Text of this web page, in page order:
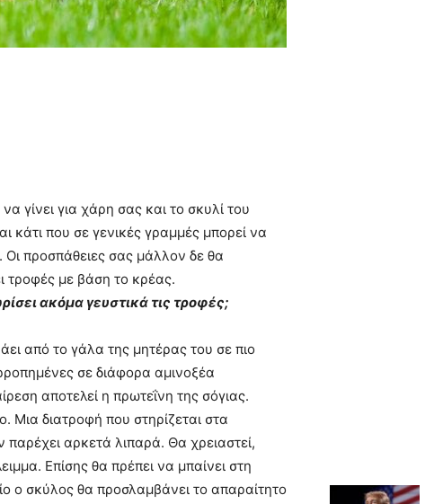
γίνει για χάρη σας και το σκυλί του
κάτι που σε γενικές γραμμές μπορεί να
Οι προσπάθειες σας μάλλον δε θα
τροφές με βάση το κρέας.
ακόμα γευστικά τις τροφές;
από το γάλα της μητέρας του σε πιο
σε διάφορα αμινοξέα
αποτελεί η πρωτεΐνη της σόγιας.
Μια διατροφή που στηρίζεται στα
αρκετά λιπαρά. Θα χρειαστεί,
Επίσης θα πρέπει να μπαίνει στη
ο σκύλος θα προσλαμβάνει το απαραίτητο